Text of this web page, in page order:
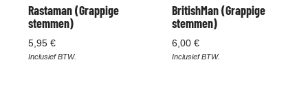
Rastaman (Grappige
stemmen)
5,95 €
Inclusief BTW.
BritishMan (Grappige
stemmen)
6,00 €
Inclusief BTW.